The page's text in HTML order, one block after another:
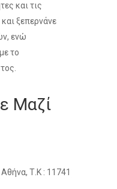
και τις
ξεπερνάνε
ενώ
το
Μαζί
Τ.Κ : 11741